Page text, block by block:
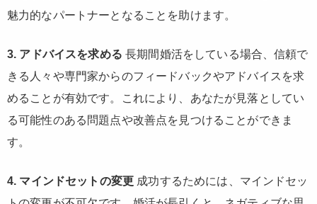
魅力的なパートナーとなることを助けます。
3. アドバイスを求める 長期間婚活をしている場合、信頼で
きる人々や専門家からのフィードバックやアドバイスを求
めることが有効です。これにより、あなたが見落としてい
る可能性のある問題点や改善点を見つけることができま
す。
4. マインドセットの変更 成功するためには、マインドセッ